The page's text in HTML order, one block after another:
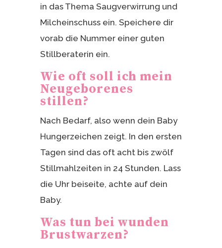
in das Thema Saugverwirrung und
Milcheinschuss ein. Speichere dir
vorab die Nummer einer guten
Stillberaterin ein.
Wie oft soll ich mein
Neugeborenes
stillen?
Nach Bedarf, also wenn dein Baby
Hungerzeichen zeigt. In den ersten
Tagen sind das oft acht bis zwölf
Stillmahlzeiten in 24 Stunden. Lass
die Uhr beiseite, achte auf dein
Baby.
Was tun bei wunden
Brustwarzen?